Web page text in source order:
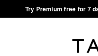
·Try Premium free for 7